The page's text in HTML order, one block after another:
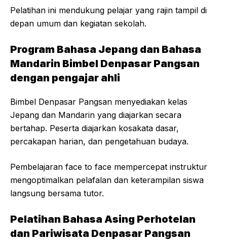
Pelatihan ini mendukung pelajar yang rajin tampil di
depan umum dan kegiatan sekolah.
Program Bahasa Jepang dan Bahasa
Mandarin Bimbel Denpasar Pangsan
dengan pengajar ahli
Bimbel Denpasar Pangsan menyediakan kelas
Jepang dan Mandarin yang diajarkan secara
bertahap. Peserta diajarkan kosakata dasar,
percakapan harian, dan pengetahuan budaya.
Pembelajaran face to face mempercepat instruktur
mengoptimalkan pelafalan dan keterampilan siswa
langsung bersama tutor.
Pelatihan Bahasa Asing Perhotelan
dan Pariwisata Denpasar Pangsan